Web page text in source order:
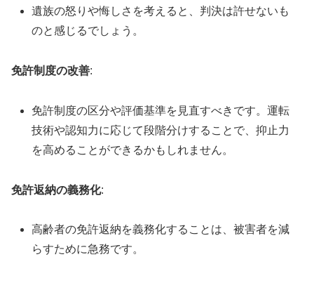
遺族の怒りや悔しさを考えると、判決は許せないも
のと感じるでしょう。
免許制度の改善:
免許制度の区分や評価基準を見直すべきです。運転
技術や認知力に応じて段階分けすることで、抑止力
を高めることができるかもしれません。
免許返納の義務化:
高齢者の免許返納を義務化することは、被害者を減
らすために急務です。